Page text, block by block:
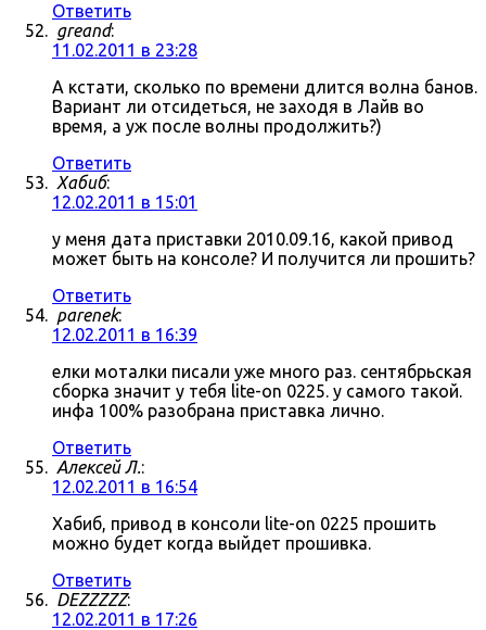
Ответить
greand:
11.02.2011 в 23:28
А кстати, сколько по времени длится волна банов.
Вариант ли отсидеться, не заходя в Лайв во
время, а уж после волны продолжить?)
Ответить
Хабиб:
12.02.2011 в 15:01
у меня дата приставки 2010.09.16, какой привод
может быть на консоле? И получится ли прошить?
Ответить
parenek:
12.02.2011 в 16:39
елки моталки писали уже много раз. сентябрьская
сборка значит у тебя lite-on 0225. у самого такой.
инфа 100% разобрана приставка лично.
Ответить
Алексей Л.:
12.02.2011 в 16:54
Хабиб, привод в консоли lite-on 0225 прошить
можно будет когда выйдет прошивка.
Ответить
DEZZZZZ:
12.02.2011 в 17:26